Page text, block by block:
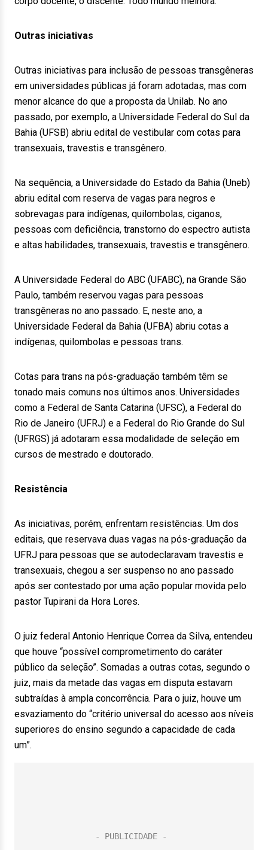
Outras iniciativas
Outras iniciativas para inclusão de pessoas transgêneras
em universidades públicas já foram adotadas, mas com
menor alcance do que a proposta da Unilab. No ano
passado, por exemplo, a Universidade Federal do Sul da
Bahia (UFSB) abriu edital de vestibular com cotas para
transexuais, travestis e transgênero.
Na sequência, a Universidade do Estado da Bahia (Uneb)
abriu edital com reserva de vagas para negros e
sobrevagas para indígenas, quilombolas, ciganos,
pessoas com deficiência, transtorno do espectro autista
e altas habilidades, transexuais, travestis e transgênero.
A Universidade Federal do ABC (UFABC), na Grande São
Paulo, também reservou vagas para pessoas
transgêneras no ano passado. E, neste ano, a
Universidade Federal da Bahia (UFBA) abriu cotas a
indígenas, quilombolas e pessoas trans.
Cotas para trans na pós-graduação também têm se
tonado mais comuns nos últimos anos. Universidades
como a Federal de Santa Catarina (UFSC), a Federal do
Rio de Janeiro (UFRJ) e a Federal do Rio Grande do Sul
(UFRGS) já adotaram essa modalidade de seleção em
cursos de mestrado e doutorado.
Resistência
As iniciativas, porém, enfrentam resistências. Um dos
editais, que reservava duas vagas na pós-graduação da
UFRJ para pessoas que se autodeclaravam travestis e
transexuais, chegou a ser suspenso no ano passado
após ser contestado por uma ação popular movida pelo
pastor Tupirani da Hora Lores.
O juiz federal Antonio Henrique Correa da Silva, entendeu
que houve “possível comprometimento do caráter
público da seleção”. Somadas a outras cotas, segundo o
juiz, mais da metade das vagas em disputa estavam
subtraídas à ampla concorrência. Para o juiz, houve um
esvaziamento do “critério universal do acesso aos níveis
superiores do ensino segundo a capacidade de cada
um”.